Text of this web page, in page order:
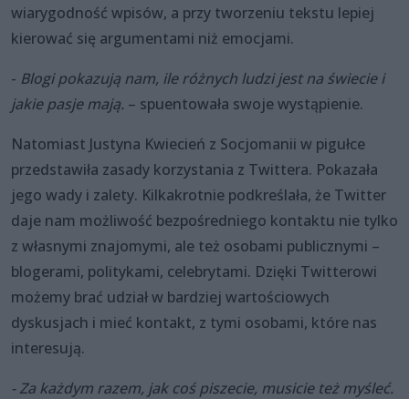
wiarygodność wpisów, a przy tworzeniu tekstu lepiej
kierować się argumentami niż emocjami.
- Blogi pokazują nam, ile różnych ludzi jest na świecie i
jakie pasje mają. – spuentowała swoje wystąpienie.
Natomiast Justyna Kwiecień z Socjomanii w pigułce
przedstawiła zasady korzystania z Twittera. Pokazała
jego wady i zalety. Kilkakrotnie podkreślała, że Twitter
daje nam możliwość bezpośredniego kontaktu nie tylko
z własnymi znajomymi, ale też osobami publicznymi –
blogerami, politykami, celebrytami. Dzięki Twitterowi
możemy brać udział w bardziej wartościowych
dyskusjach i mieć kontakt, z tymi osobami, które nas
interesują.
- Za każdym razem, jak coś piszecie, musicie też myśleć.